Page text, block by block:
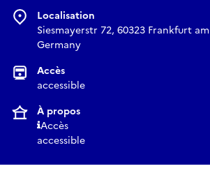
Localisation
Siesmayerstr 72, 60323 Frankfurt
Germany
Accès
accessible
À propos
Accès
accessible